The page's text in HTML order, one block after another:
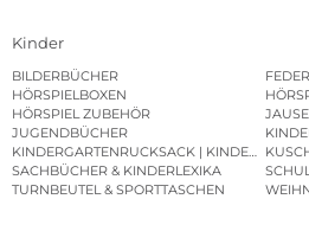
Kinder
BILDERBÜCHER
HÖRSPIELBOXEN
HÖRSPIEL ZUBEHÖR
JUGENDBÜCHER
KINDERGARTENRUCKSACK |
SACHBÜCHER & KINDERLEXIKA
TURNBEUTEL & SPORTTASCHEN